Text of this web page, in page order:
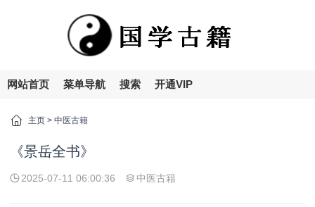
网站首页 菜单导航 搜索 开通VIP
主页 > 中医古籍
《景岳全书》
2025-07-11 06:00:36 中医古籍